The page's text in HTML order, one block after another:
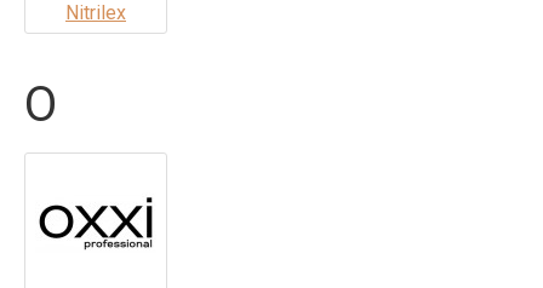
Nitrilex
O